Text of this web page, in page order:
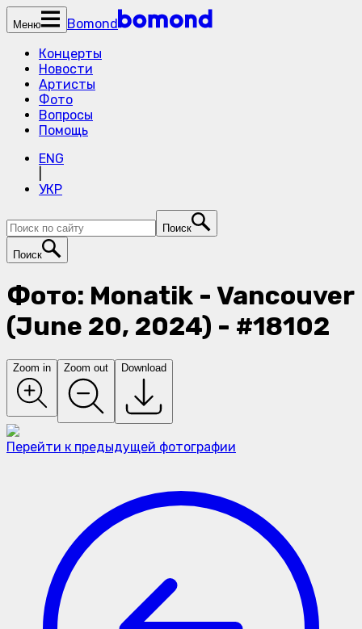
Меню
Bomond
Концерты
Новости
Артисты
Фото
Вопросы
Помощь
ENG
УКР
Поиск
Поиск
Фото: Monatik - Vancouver
(June 20, 2024) - #18102
Zoom in Zoom out Download
Перейти к предыдущей фотографии